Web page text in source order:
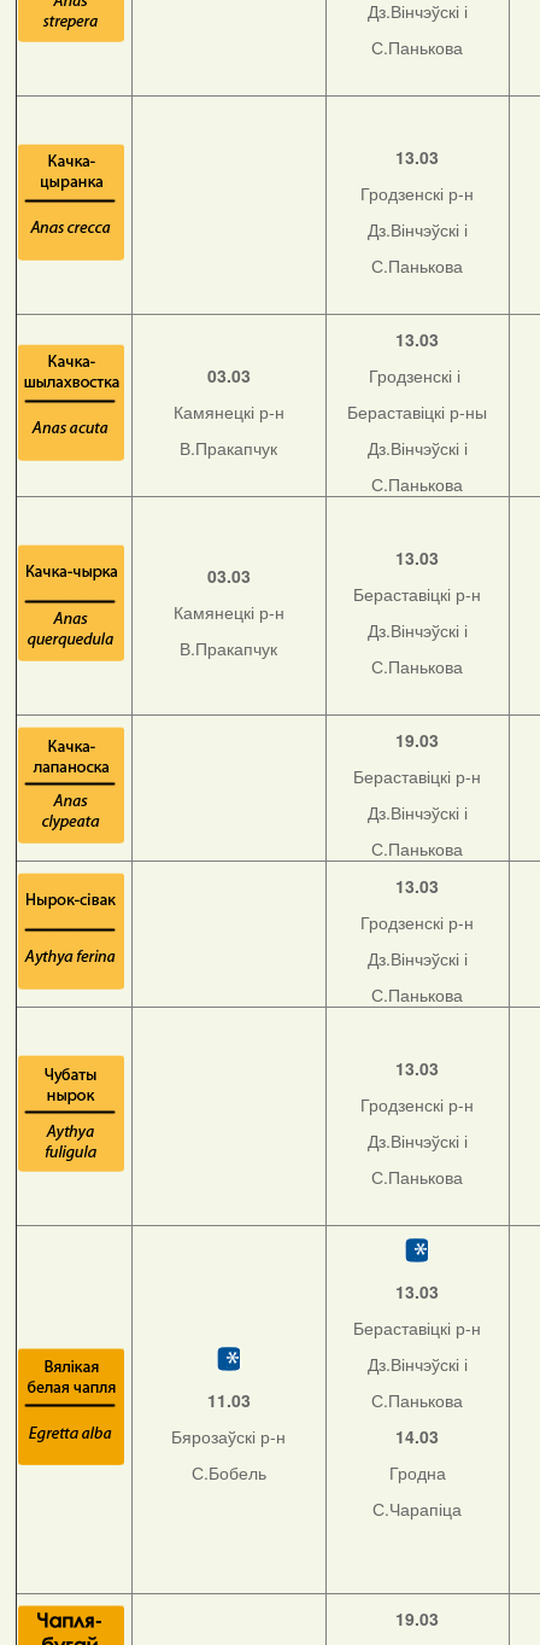
Дз.Вінчэўскі і
С.Панькова
13.03
Гродзенскі р-н
Дз.Вінчэўскі і
С.Панькова
03.03
Камянецкі р-н
В.Пракапчук
13.03
Гродзенскі і
Бераставіцкі р-ны
Дз.Вінчэўскі і
С.Панькова
03.03
Камянецкі р-н
В.Пракапчук
13.03
Бераставіцкі р-н
Дз.Вінчэўскі і
С.Панькова
19.03
Бераставіцкі р-н
Дз.Вінчэўскі і
С.Панькова
13.03
Гродзенскі р-н
Дз.Вінчэўскі і
С.Панькова
13.03
Гродзенскі р-н
Дз.Вінчэўскі і
С.Панькова
11.03
Бярозаўскі р-н
С.Бобель
13.03
Бераставіцкі р-н
Дз.Вінчэўскі і
С.Панькова
14.03
Гродна
С.Чарапіца
19.03